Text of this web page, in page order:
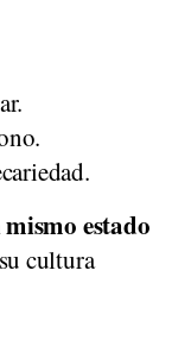
estado
cultura